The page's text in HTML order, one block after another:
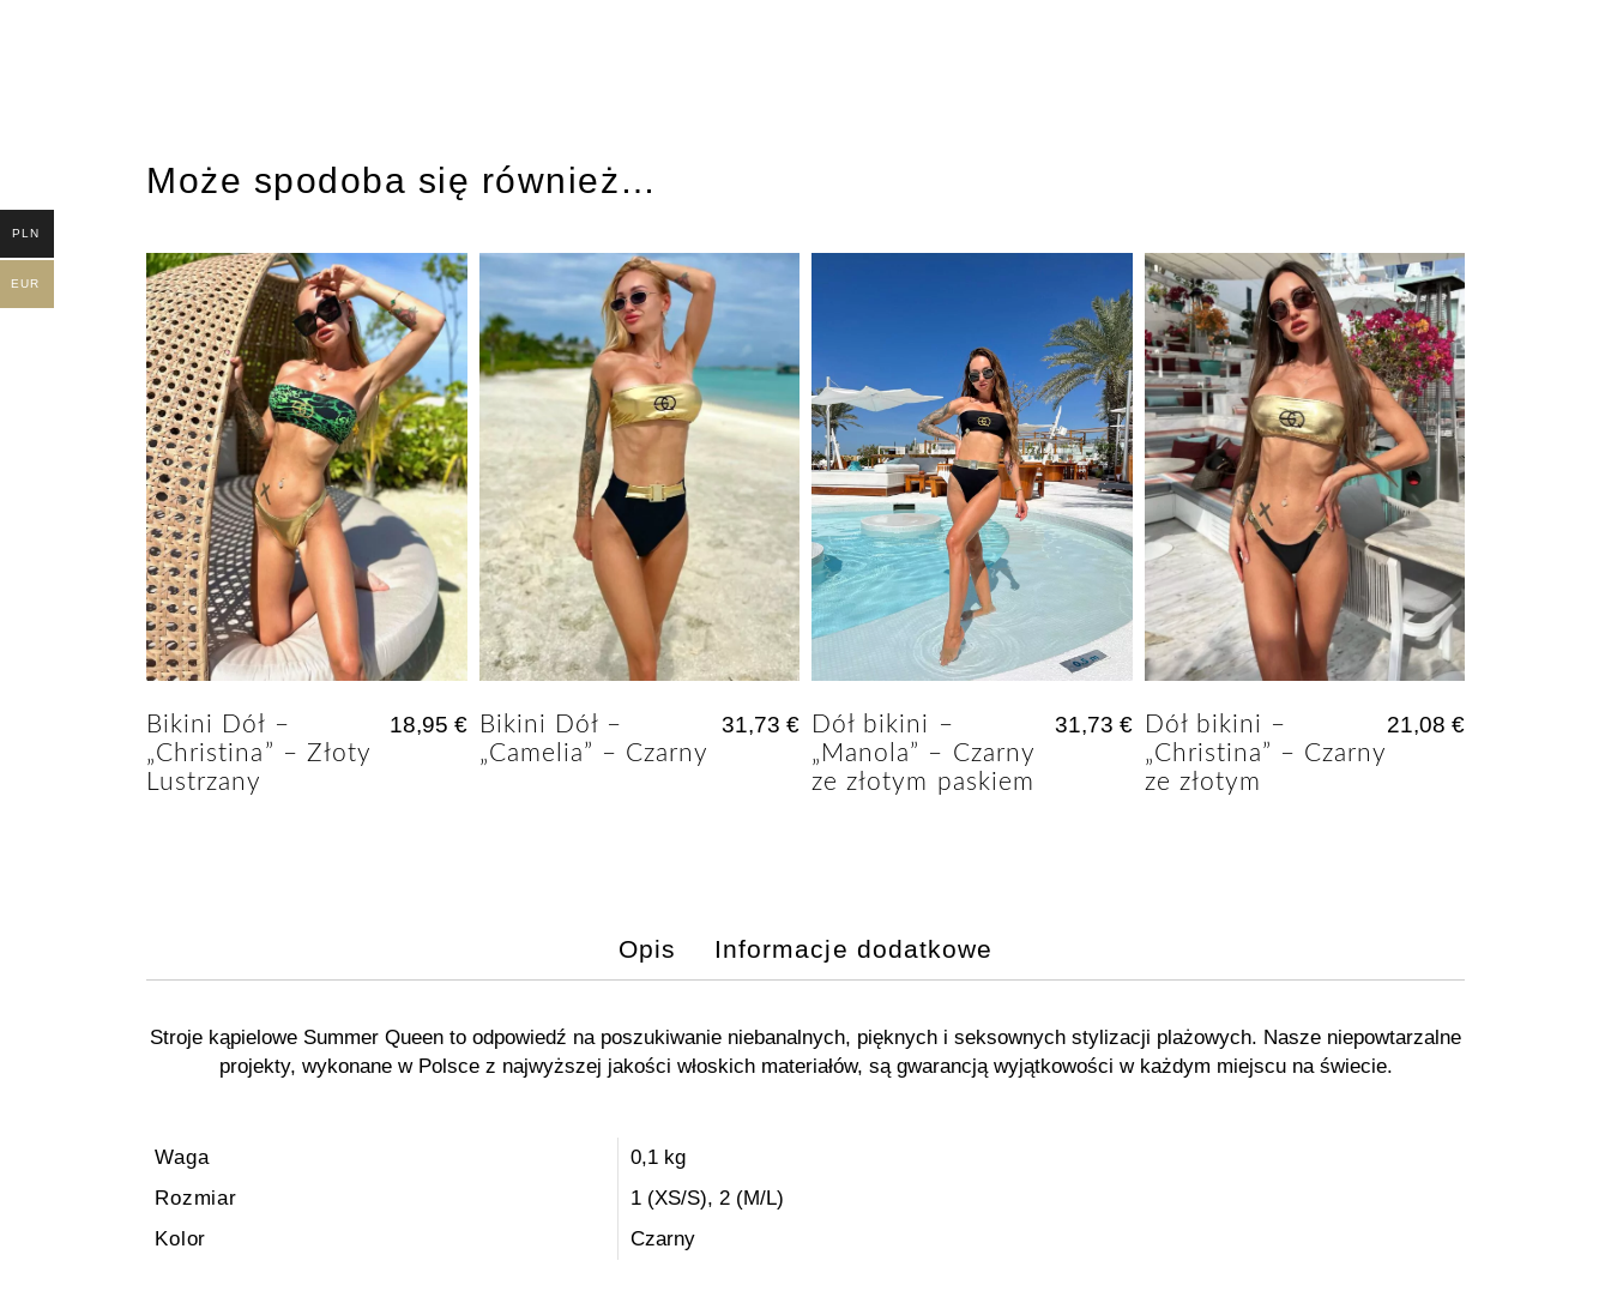
Może spodoba się również…
Bikini Dół –
„Christina” – Złoty
Lustrzany
18,95 €
Bikini Dół –
„Camelia” – Czarny
31,73 €
Dół bikini –
„Manola” – Czarny
ze złotym paskiem
31,73 €
Dół bikini –
„Christina” – Czarny
ze złotym
21,08 €
Opis Informacje dodatkowe
Stroje kąpielowe Summer Queen to odpowiedź na poszukiwanie niebanalnych, pięknych i seksownych stylizacji plażowych. Nasze niepowtarzalne
projekty, wykonane w Polsce z najwyższej jakości włoskich materiałów, są gwarancją wyjątkowości w każdym miejscu na świecie.
Waga
0,1 kg
Rozmiar
1 (XS/S), 2 (M/L)
Kolor
Czarny
PLN
EUR